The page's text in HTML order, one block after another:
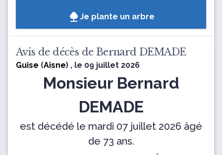
Je plante un arbre
Avis de décès de Bernard DEMADE
Guise (Aisne) , le 09 juillet 2026
Monsieur Bernard
DEMADE
est décédé le mardi 07 juillet 2026 âgé
de 73 ans.